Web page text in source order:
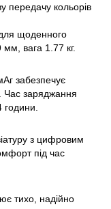
передачу кольорів
для щоденного
вага 1.77 кг.
забезпечує
Час заряджання
з цифровим
під час
тихо, надійно